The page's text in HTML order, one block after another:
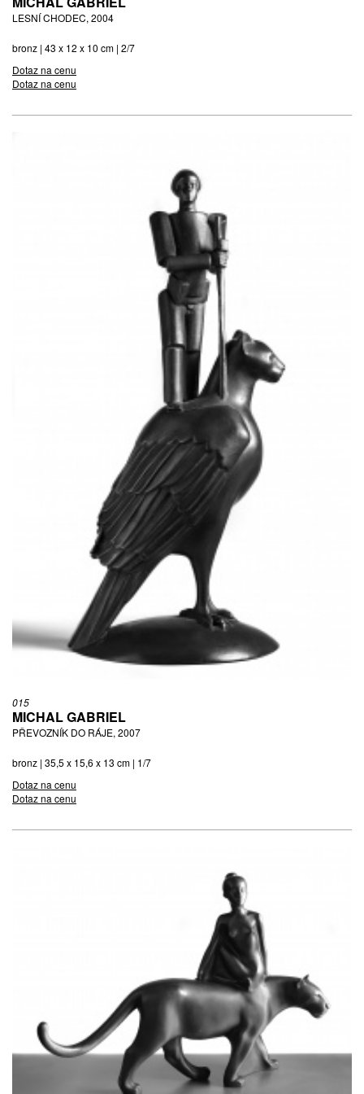
LESNÍ CHODEC, 2004
bronz | 43 x 12 x 10 cm | 2/7
Dotaz na cenu
Dotaz na cenu
015
MICHAL GABRIEL
PŘEVOZNÍK DO RÁJE, 2007
bronz | 35,5 x 15,6 x 13 cm | 1/7
Dotaz na cenu
Dotaz na cenu